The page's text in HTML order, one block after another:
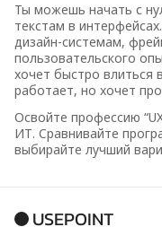
Низкий рейтинг
Ты можешь начать с
текстам в
дизайн-системам,
пользовательского
хочет быстро влиться
работает, но хочет
Освойте профессию
ИТ. Сравнивайте
выбирайте лучший
USEPOINT